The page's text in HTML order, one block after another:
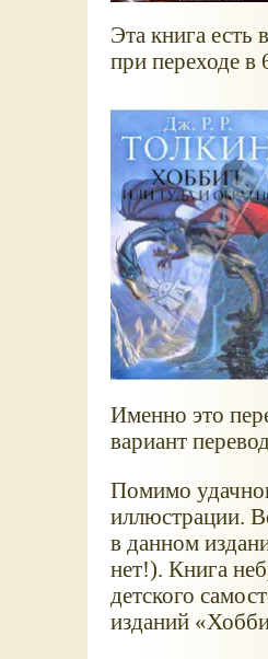
Эта книга есть
при переходе в
Именно это
вариант
Помимо
иллюстрации.
в данном
нет!). Книга
детского
изданий